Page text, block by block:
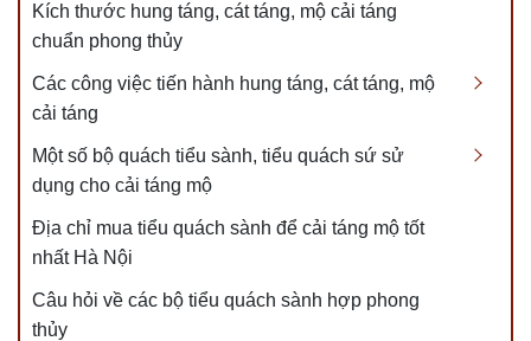
Kích thước hung táng, cát táng, mộ cải táng
chuẩn phong thủy
Các công việc tiến hành hung táng, cát táng, mộ
cải táng
Một số bộ quách tiểu sành, tiểu quách sứ sử
dụng cho cải táng mộ
Địa chỉ mua tiểu quách sành để cải táng mộ tốt
nhất Hà Nội
Câu hỏi về các bộ tiểu quách sành hợp phong
thủy